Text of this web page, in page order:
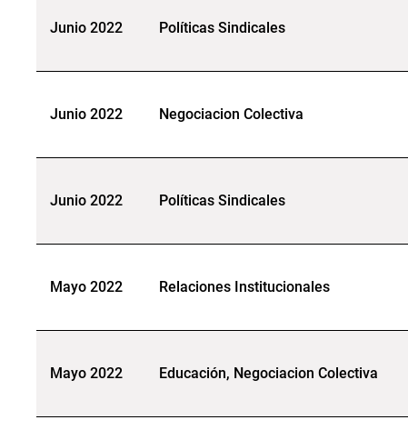
Junio 2022 Políticas Sindicales
Junio 2022 Negociacion Colectiva
Junio 2022 Políticas Sindicales
Mayo 2022 Relaciones Institucionales
Mayo 2022 Educación, Negociacion Colectiva